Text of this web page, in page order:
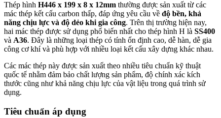
Thép hình H446 x 199 x 8 x 12mm thường được sản xuất từ các
mác thép kết cấu carbon thấp, đáp ứng yêu cầu về độ bền, khả
năng chịu lực và độ dẻo khi gia công. Trên thị trường hiện nay,
hai mác thép được sử dụng phổ biến nhất cho thép hình H là SS400
và A36. Đây là những loại thép có tính ổn định cao, dễ hàn, dễ gia
công cơ khí và phù hợp với nhiều loại kết cấu xây dựng khác nhau.
Các mác thép này được sản xuất theo nhiều tiêu chuẩn kỹ thuật
quốc tế nhằm đảm bảo chất lượng sản phẩm, độ chính xác kích
thước cũng như khả năng chịu lực của vật liệu trong quá trình sử
dụng.
Tiêu chuẩn áp dụng